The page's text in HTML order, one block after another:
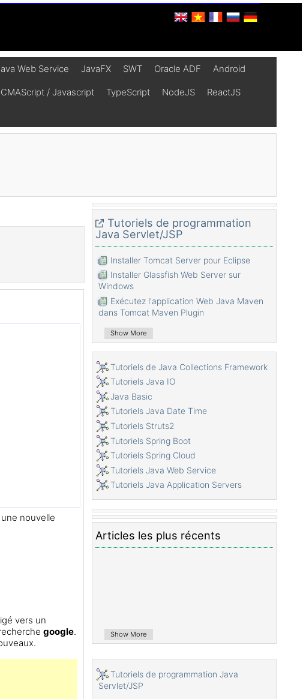
Web Service JavaFX SWT Oracle ADF Android
/ Javascript TypeScript NodeJS ReactJS
nouvelle
vers un
google.
Tutoriels de programmation
Java Servlet/JSP
Installer Tomcat Server pour Eclipse
Installer Glassfish Web Server sur
Windows
Exécutez l'application Web Java Maven
dans Tomcat Maven Plugin
Exécutez l'application Web Java Maven
dans Jetty Maven Plugin
Exécuter une tâche d'arrière-plan dans
l'application Java Servlet
Le Tutoriel de Java Servlet pour des
débutants
Le Tutoriel de Java Servlet Filter
Le Tutoriel de Java JSP
Library (JSTL)
Installer Web Tools Platform pour Eclipse
Créez une application de connexion
simple et sécurisez les pages avec Java
Servlet Filter
Créer une application Web Java simple à
l'aide de Servlet, JSP et JDBC
Upload et Download de fichiers stockés
sur le disque dur avec Java Servlet
Redirection 301, redirection permanente
dans Java Servlet
automatiquement dans une application web
de Java?
Utiliser Google reCAPTCHA dans
Show More
Tutoriels de Java Collections Framework
Tutoriels Java IO
Java Basic
Tutoriels Java Date Time
Tutoriels Struts2
Tutoriels Spring Boot
Tutoriels Spring Cloud
Tutoriels Java Web Service
Tutoriels Java Application Servers
Articles les plus récents
Show More
Tutoriels de programmation Java
Servlet/JSP